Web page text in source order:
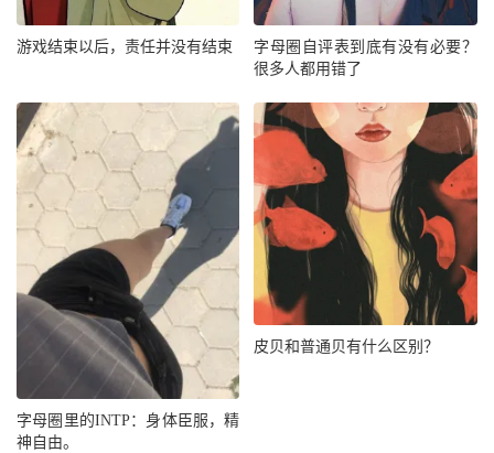
游戏结束以后，责任并没有结束
字母圈自评表到底有没有必要？
很多人都用错了
字母圈里的INTP：身体臣服，精
神自由。
皮贝和普通贝有什么区别？